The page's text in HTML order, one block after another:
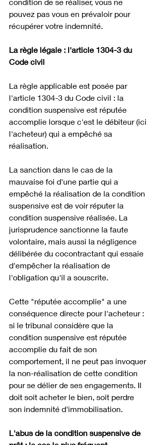
pouvez pas vous en prévaloir pour
récupérer votre indemnité.
La règle légale : l'article 1304-3 du
Code civil
La règle applicable est posée par
l'article 1304-3 du Code civil : la
condition suspensive est réputée
accomplie lorsque c'est le débiteur (ici
l'acheteur) qui a empêché sa
réalisation.
La sanction dans le cas de la
mauvaise foi d'une partie qui a
empêché la réalisation de la condition
suspensive est de voir réputer la
condition suspensive réalisée. La
jurisprudence sanctionne la faute
volontaire, mais aussi la négligence
délibérée du cocontractant qui essaie
d'empêcher la réalisation de
l'obligation qu'il a souscrite.
Cette "réputée accomplie" a une
conséquence directe pour l'acheteur :
si le tribunal considère que la
condition suspensive est réputée
accomplie du fait de son
comportement, il ne peut pas invoquer
la non-réalisation de cette condition
pour se délier de ses engagements. Il
doit soit acheter le bien, soit perdre
son indemnité d'immobilisation.
L'abus de la condition suspensive de